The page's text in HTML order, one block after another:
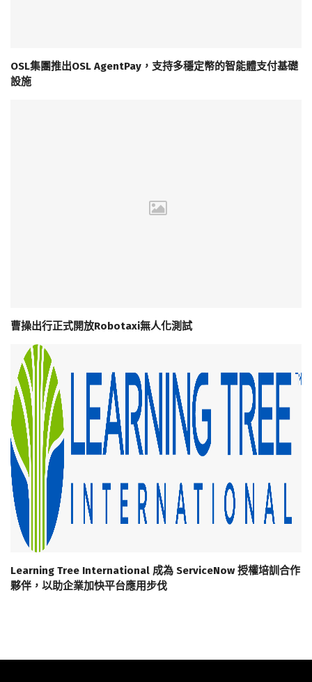
OSL集團推出OSL AgentPay，支持多穩定幣的智能體支付基礎
設施
曹操出行正式開放Robotaxi無人化測試
Learning Tree International 成為 ServiceNow 授權培訓合作
夥伴，以助企業加快平台應用步伐